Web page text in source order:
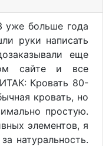
уже больше года
руки написать
еще
сайте и все
Кровать 80-
кровать, но
простую.
элементов, я
натуральность.